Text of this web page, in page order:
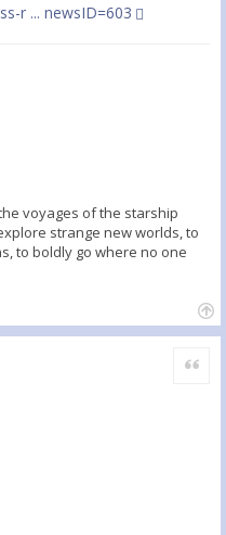
r ... newsID=603
voyages of the starship
strange new worlds, to
to boldly go where no one
Citar